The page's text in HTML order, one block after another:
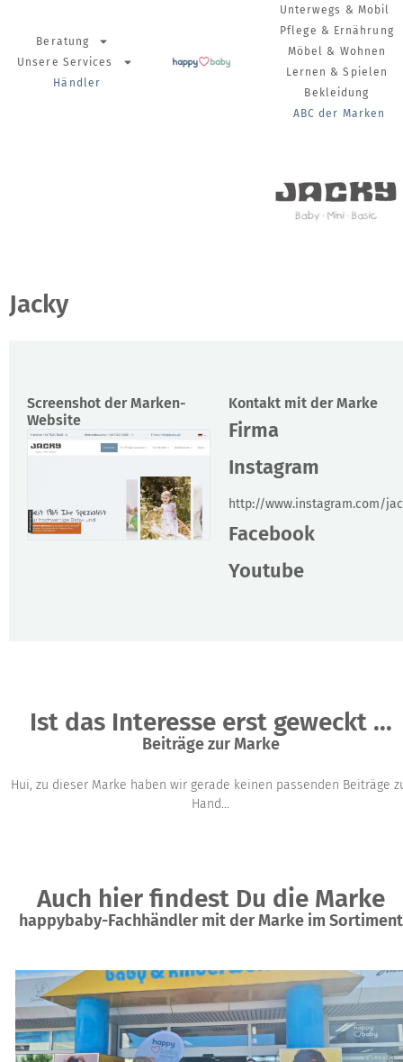
Beratung
Unsere Services
Händler
Unterwegs & Mobil
Pflege & Ernährung
Möbel & Wohnen
Lernen & Spielen
Bekleidung
ABC der Marken
Jacky
Screenshot der Marken-
Website
Kontakt mit der Marke
Firma
Instagram
http://www.instagram.com/
Facebook
Youtube
Ist das Interesse erst geweckt ...
Beiträge zur Marke
Hui, zu dieser Marke haben wir gerade keinen passenden Beiträge
Hand...
Auch hier findest Du die Marke
happybaby-Fachhändler mit der Marke im Sortiment